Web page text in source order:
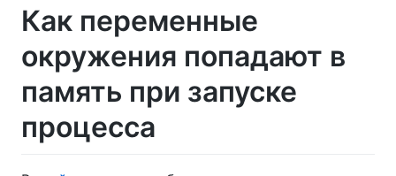
Как переменные
окружения попадают в
память при запуске
процесса